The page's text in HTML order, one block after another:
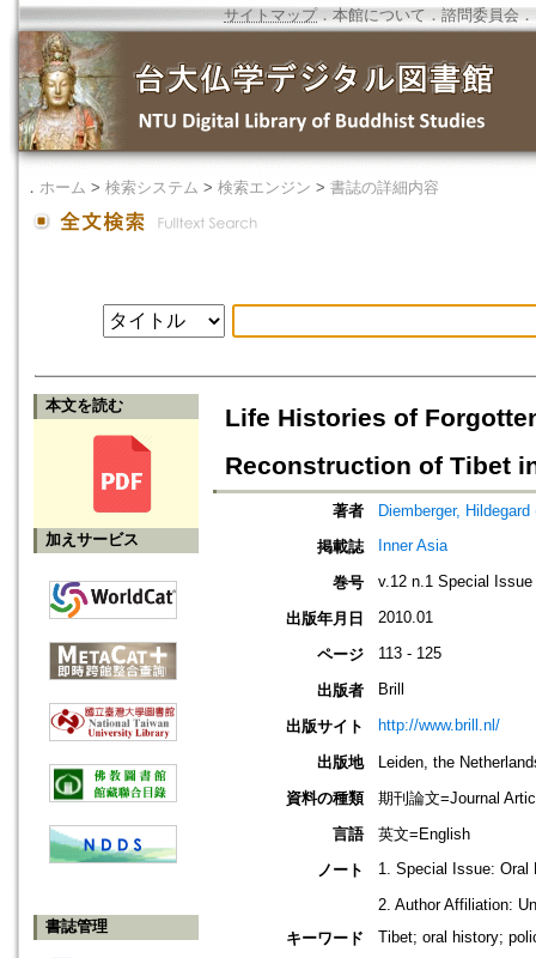
サイトマップ．本館について ． 諮問委員会 ．
． ホーム > 検索システム > 検索エンジン > 書誌の詳細内容
本文を読む
加えサービス
書誌管理
Life Histories of
Reconstruction of Tibet
著者
Diemberger, Hildegard
掲載誌
Inner Asia
巻号 v.12 n.1 Special Issue
出版年月日 2010.01
ページ 113 - 125
出版者 Brill
出版サイト http://www.brill.nl/
出版地
Leiden, the
資料の種類
期刊論文=Journal
言語
英文=English
ノート
1. Special Issue: Oral
2. Author Affiliation:
キーワード
Tibet; oral history;